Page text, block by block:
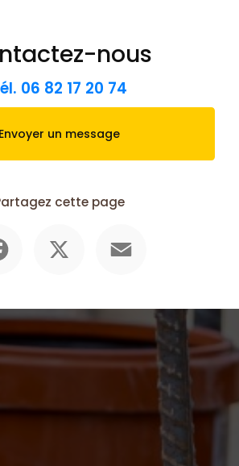
nous
06 82 17 20 74
Envoyer un message
cette page